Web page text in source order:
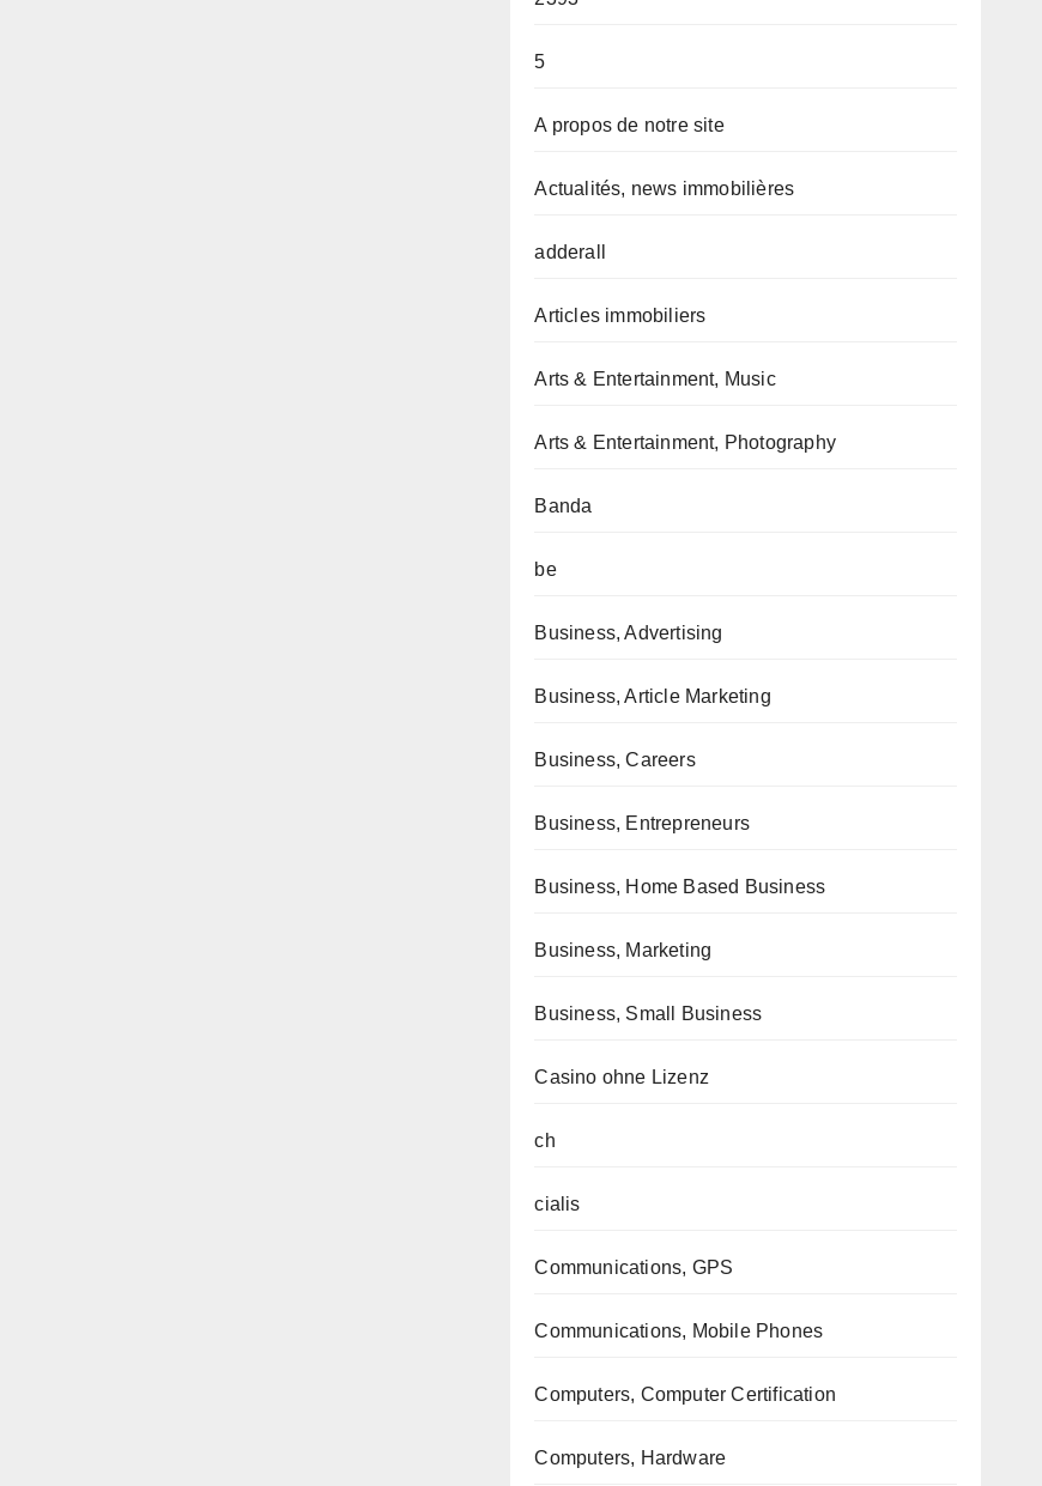
5
A propos de notre site
Actualités, news immobilières
adderall
Articles immobiliers
Arts & Entertainment, Music
Arts & Entertainment, Photography
Banda
be
Business, Advertising
Business, Article Marketing
Business, Careers
Business, Entrepreneurs
Business, Home Based Business
Business, Marketing
Business, Small Business
Casino ohne Lizenz
ch
cialis
Communications, GPS
Communications, Mobile Phones
Computers, Computer Certification
Computers, Hardware